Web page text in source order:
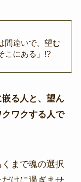
間違いで、望む
こにある」!?
る人と、望ん
ワクする人で
まで魂の選択